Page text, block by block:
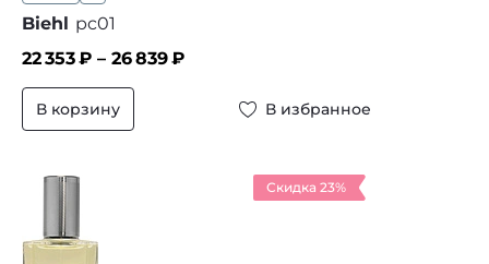
Biehl pc01
22 353₽ – 26 839₽
В корзину В избранное
Скидка 23%